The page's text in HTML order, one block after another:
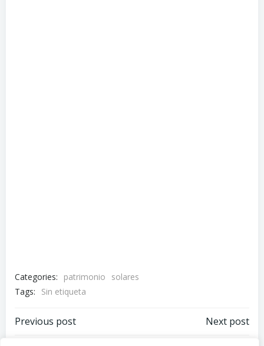
Categories: patrimonio
solares
Tags:
Sin etiqueta
Navegación
Previous post
Navegación
Next post